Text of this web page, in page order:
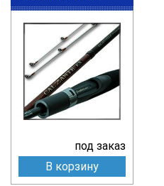
под заказ
В корзину